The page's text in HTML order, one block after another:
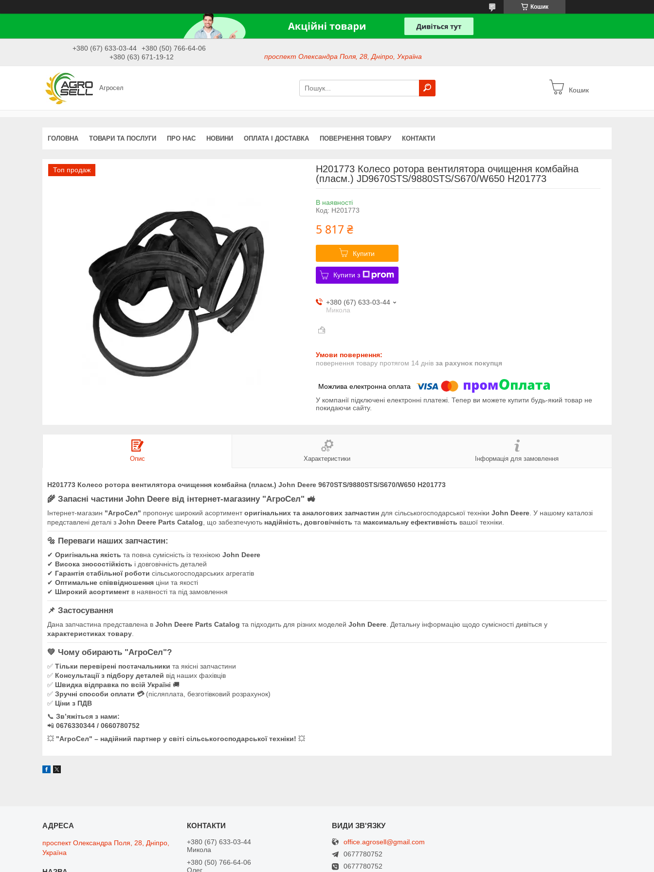
Кошик
+380 (67) 633-03-44
+380 (50) 766-64-06
+380 (63) 671-19-12
проспект Олександра Поля, 28, Дніпро, Україна
Агросел Кошик
ГОЛОВНА ТОВАРИ ТА ПОСЛУГИ ПРО НАС НОВИНИ ОПЛАТА І ДОСТАВКА ПОВЕРНЕННЯ ТОВАРУ КОНТАКТИ
Топ продаж
H201773 Колесо ротора вентилятора очищення комбайна
(пласм.) JD9670STS/9880STS/S670/W650 H201773
В наявності
Код: H201773
5 817 ₴
Купити
Купити з
+380 (67) 633-03-44
Микола
повернення товару протягом 14 днів за рахунок покупця
У компанії підключені електронні платежі. Тепер ви можете купити будь-який товар не
покидаючи сайту.
Опис Характеристики Інформація для замовлення
H201773 Колесо ротора вентилятора очищення комбайна (пласм.) John Deere 9670STS/9880STS/S670/W650 H201773
🌾 Запасні частини John Deere від інтернет-магазину "АгроСел" 🚜
Інтернет-магазин "АгроСел" пропонує широкий асортименторигінальних та аналогових запчастин для сільськогосподарської техніки John Deere . У нашому каталозі
представлені деталі з John Deere Parts Catalog , що забезпечують надійність, довговічність та максимальну ефективність вашої техніки.
🔩 Переваги наших запчастин:
✔ Оригінальна якість та повна сумісність із технікою John Deere
✔ Висока зносостійкість і довговічність деталей
✔ Гарантія стабільної роботи сільськогосподарських агрегатів
✔ Оптимальне співвідношення ціни та якості
✔ Широкий асортимент в наявності та під замовлення
📌 Застосування
Дана запчастина представлена в John Deere Parts Catalog та підходить для різних моделей John Deere . Детальну інформацію щодо сумісності дивіться у
характеристиках товару
💚 Чому обирають "АгроСел"?
✅ Тільки перевірені постачальники та якісні запчастини
✅ Консультації з підбору деталей від наших фахівців
✅ Швидка відправка по всій Україні 🚚
✅ Зручні способи оплати 💳(післяплата, безготівковий розрахунок)
✅ Ціни з ПДВ
📞 Зв’яжіться з нами:
📲 0676330344 / 0660780752
💥 "АгроСел" – надійний партнер у світі сільськогосподарської техніки! 💥
проспект Олександра Поля, 28, Дніпро,
Україна
+380 (67) 633-03-44
Микола
+380 (50) 766-64-06
Олег
office.agrosell@gmail.com
0677780752
0677780752